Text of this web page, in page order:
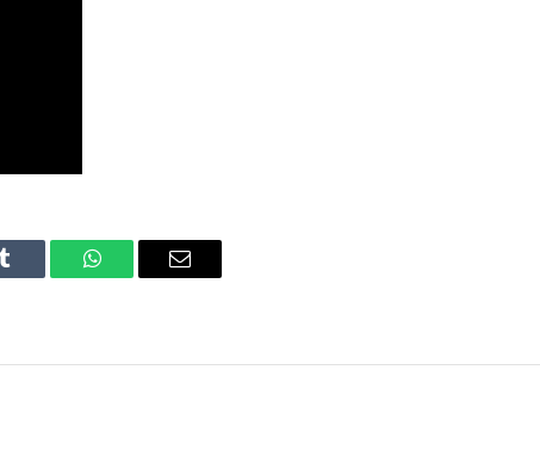
Tumblr WhatsAppEmail